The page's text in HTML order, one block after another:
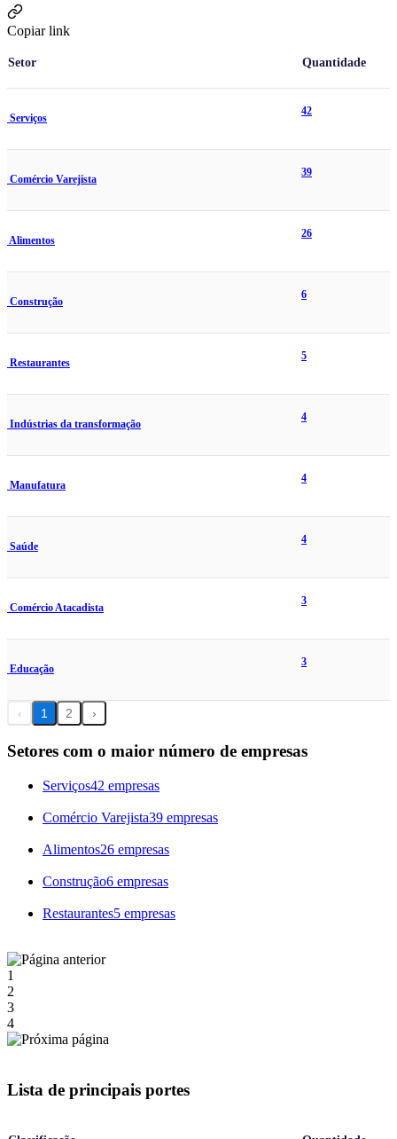
Copiar link
Setor Quantidade
Serviços
42
Comércio Varejista
39
Alimentos
26
Construção
6
Restaurantes
5
Indústrias da transformação
4
Manufatura
4
Saúde
4
Comércio Atacadista
3
Educação
3
‹ 1 2 ›
Setores com o maior número de empresas
Serviços42 empresas
Comércio Varejista39 empresas
Alimentos26 empresas
Construção6 empresas
Restaurantes5 empresas
1
2
3
4
Lista de principais portes